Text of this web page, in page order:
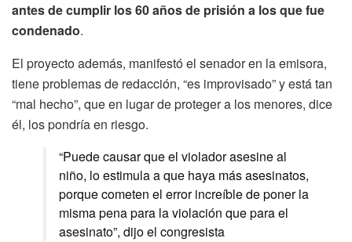
antes de cumplir los 60 años de prisión a los que fue
condenado.
El proyecto además, manifestó el senador en la emisora,
tiene problemas de redacción, “es improvisado” y está tan
“mal hecho”, que en lugar de proteger a los menores, dice
él, los pondría en riesgo.
“Puede causar que el violador asesine al
niño, lo estimula a que haya más asesinatos,
porque cometen el error increíble de poner la
misma pena para la violación que para el
asesinato”, dijo el congresista